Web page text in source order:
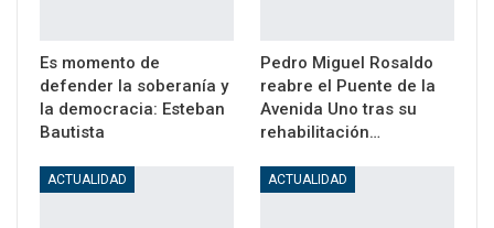
Es momento de
defender la soberanía y
la democracia: Esteban
Bautista
Pedro Miguel Rosaldo
reabre el Puente de la
Avenida Uno tras su
rehabilitación…
ACTUALIDAD ACTUALIDAD